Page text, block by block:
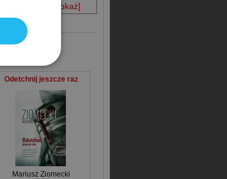
[pokaż]
Odetchnij jeszcze raz
Mariusz Ziomecki